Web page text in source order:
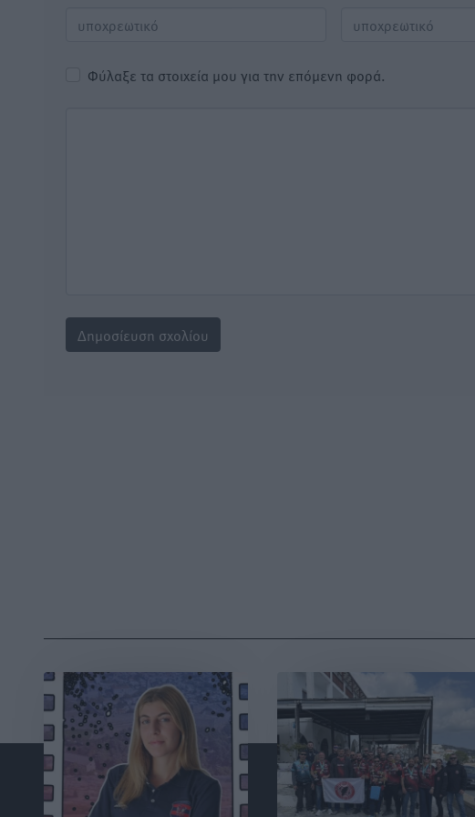
Φύλαξε τα στοιχεία μου για την επόμενη φορά.